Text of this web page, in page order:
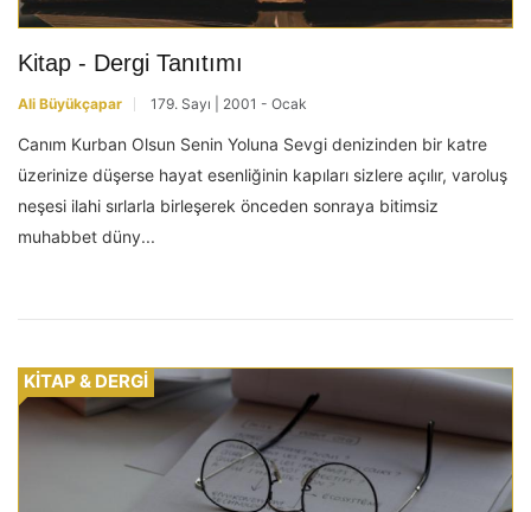
Kitap - Dergi Tanıtımı
Ali Büyükçapar 179. Sayı | 2001 - Ocak
Canım Kurban Olsun Senin Yoluna Sevgi denizinden bir katre
üzerinize düşerse hayat esenliğinin kapıları sizlere açılır, varoluş
neşesi ilahi sırlarla birleşerek önceden sonraya bitimsiz
muhabbet düny...
KİTAP & DERGİ